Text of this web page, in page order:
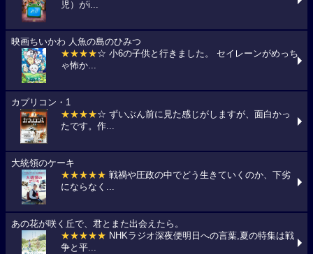
児）がi...
映画ちいかわ 人魚の島のひみつ
★★★★☆ 小6の子供と行きました。 セイレーンがめっち
ゃ怖か...
カプリコン・1
★★★★☆ ずいぶん前に見た感じがしますが、面白かっ
たです。作...
大統領のケーキ
★★★★★ 戦禍や圧政の中でどう生きていくのか、下劣
にならなく...
あの花が咲く丘で、君とまた出会えたら。
★★★★★ NHKラジオ深夜便明日への言葉,夏の特集は戦
争と平...